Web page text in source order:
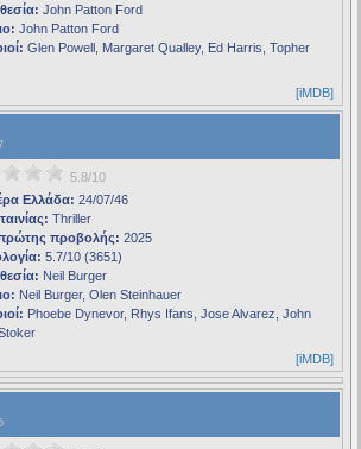
John Patton Ford
John Patton Ford
Glen Powell, Margaret Qualley, Ed Harris, Topher
[iMDB]
5.8/10
Ελλάδα: 24/07/46
Thriller
προβολής: 2025
5.7/10 (3651)
Neil Burger
Neil Burger, Olen Steinhauer
Phoebe Dynevor, Rhys Ifans, Jose Alvarez, John
[iMDB]